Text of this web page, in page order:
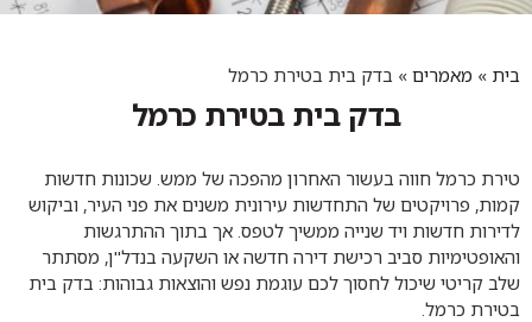
בית » מאמרים » בדק בית בטירת כרמל
בדק בית בטירת כרמל
טירת כרמל חווה בעשור האחרון מהפכה של ממש. שכונות חדשות
קמות, פרויקטים של התחדשות עירונית משנים את פני העיר, וביקוש
לדירות חדשות ויד שנייה ממשיך לטפס. אך בתוך ההתרגשות
והאופטימיות סביב רכישת דירה חדשה או השקעה בנדל"ן, מסתתר
שלב קריטי שיכול לחסוך לכם עוגמת נפש והוצאות גבוהות: בדק בית
בטירת כרמל.